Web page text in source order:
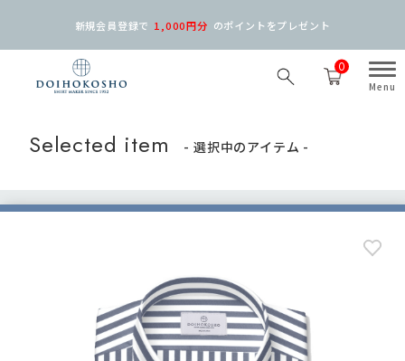
0
新規会員登録で 1,000円分 のポイントをプレゼント
Selected item - 選択中のアイテム -